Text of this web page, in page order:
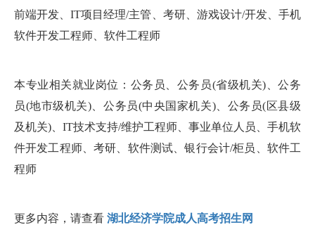
前端开发、IT项目经理/主管、考研、游戏设计/开发、手机
软件开发工程师、软件工程师
本专业相关就业岗位：公务员、公务员(省级机关)、公务
员(地市级机关)、公务员(中央国家机关)、公务员(区县级
及机关)、IT技术支持/维护工程师、事业单位人员、手机软
件开发工程师、考研、软件测试、银行会计/柜员、软件工
程师
更多内容，请查看 湖北经济学院成人高考招生网